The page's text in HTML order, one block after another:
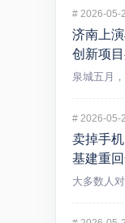
# 2026-05-
济南上
创新项
# 2026-05-
卖掉手
基建重